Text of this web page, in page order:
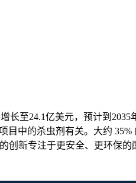
至24.1亿美元，预计到
中的杀虫剂有关。大约
创新专注于更安全、更环保